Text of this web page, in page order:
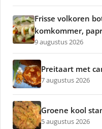
Frisse volkoren
komkommer,
9 augustus 2026
Preitaart met
7 augustus 2026
Groene kool
5 augustus 2026